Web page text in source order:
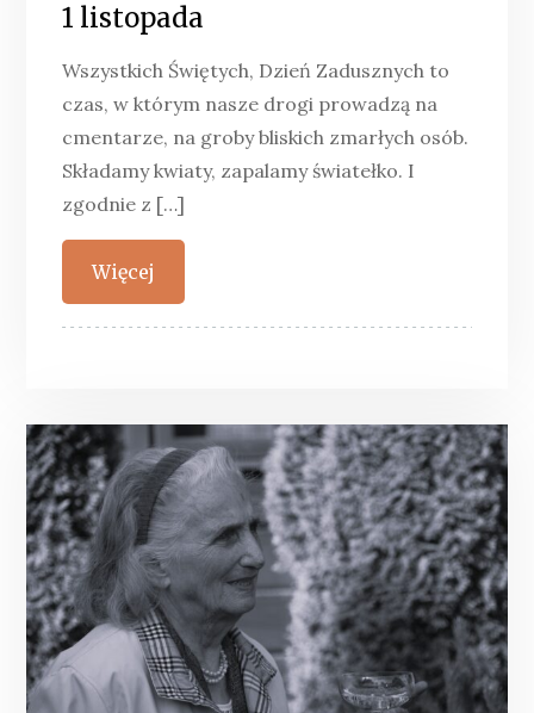
1 listopada
Wszystkich Świętych, Dzień Zadusznych to
czas, w którym nasze drogi prowadzą na
cmentarze, na groby bliskich zmarłych osób.
Składamy kwiaty, zapalamy światełko. I
zgodnie z […]
Więcej